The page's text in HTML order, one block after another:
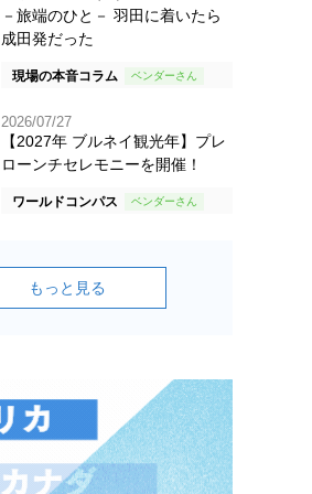
－旅端のひと－ 羽田に着いたら
成田発だった
現場の本音コラム
2026/07/27
【2027年 ブルネイ観光年】プレ
ローンチセレモニーを開催！
ワールドコンパス
もっと見る